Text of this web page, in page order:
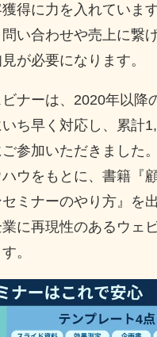
獲得に力を入れていま
い合わせや売上に繋
が必要になります。
ナーは、2020年以降
ち早く対応し、累計
参加いただきました
ウをもとに、書籍『
ミナーのやり方』を出
に再現性のあるウェ
。